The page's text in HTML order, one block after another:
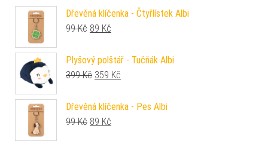
Dřevěná klíčenka - Čtyřlístek Albi
99Kč Původní cena byla: 99 Kč.
89 Kč
Plyšový polštář - Tučňák Albi
399Kč Původní cena byla: 399 Kč.
359 Kč
Dřevěná klíčenka - Pes Albi
99Kč Původní cena byla: 99 Kč.
89 Kč